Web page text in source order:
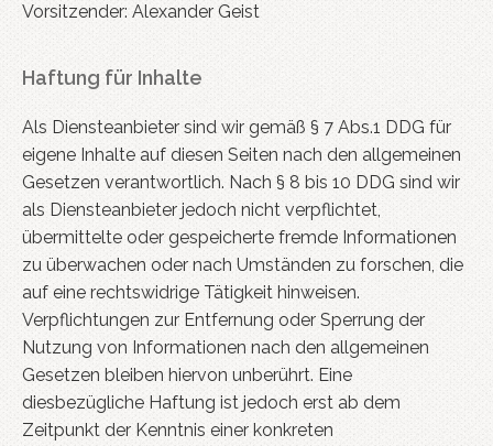
Vorsitzender: Alexander Geist
Haftung für Inhalte
Als Diensteanbieter sind wir gemäß § 7 Abs.1 DDG für
eigene Inhalte auf diesen Seiten nach den allgemeinen
Gesetzen verantwortlich. Nach § 8 bis 10 DDG sind wir
als Diensteanbieter jedoch nicht verpflichtet,
übermittelte oder gespeicherte fremde Informationen
zu überwachen oder nach Umständen zu forschen, die
auf eine rechtswidrige Tätigkeit hinweisen.
Verpflichtungen zur Entfernung oder Sperrung der
Nutzung von Informationen nach den allgemeinen
Gesetzen bleiben hiervon unberührt. Eine
diesbezügliche Haftung ist jedoch erst ab dem
Zeitpunkt der Kenntnis einer konkreten